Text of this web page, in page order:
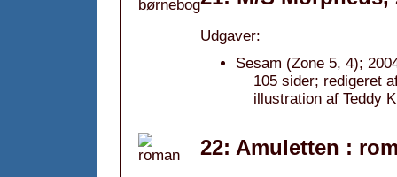
Udgaver:
Sesam (Zone 5, 4);
105 sider; redigeret
illustration af Teddy
22: Amuletten :